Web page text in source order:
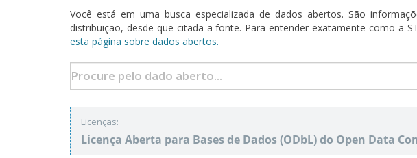
Você está em uma busca especializada de dados abertos. São
distribuição, desde que citada a fonte. Para entender exatamente como a
esta página sobre dados abertos.
Licenças:
Licença Aberta para Bases de Dados (ODbL) do Open Data